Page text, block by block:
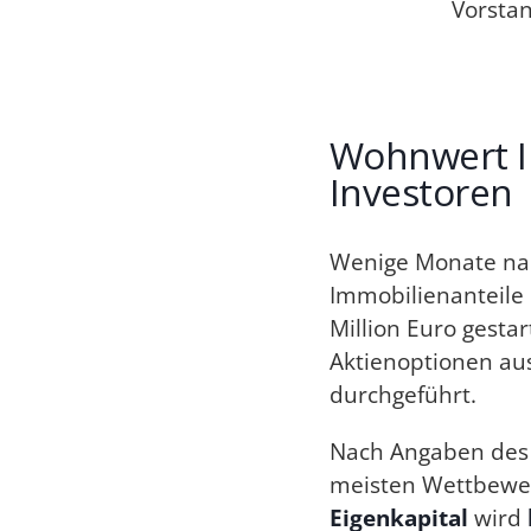
Wohnwert
Investoren
Wenige Monate
Million Euro
Aktienoptionen
durchgeführt.
Nach Angaben
meisten
Eigenkapital wird